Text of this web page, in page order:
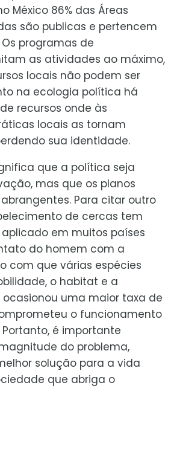
México 86% das Áreas
são publicas e pertencem
programas de
as atividades ao máximo,
locais não podem ser
na ecologia política há
recursos onde às
locais as tornam
sua identidade.
que a política seja
mas que os planos
Para citar outro
de cercas tem
em muitos países
do homem com a
com que várias espécies
o habitat e a
uma maior taxa de
o funcionamento
é importante
do problema,
solução para a vida
que abriga o